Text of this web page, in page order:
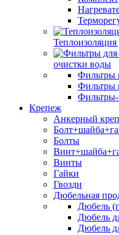
Теплоизоляция
очистки воды
Фильтры
Фильтры
Крепеж
Анкерный
Болты
Винты
Гайки
Гвозди
Дюбельная
Дюбель
Дюбель
Дюбель